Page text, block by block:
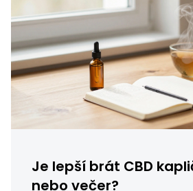
Je lepší brát CBD
nebo večer?